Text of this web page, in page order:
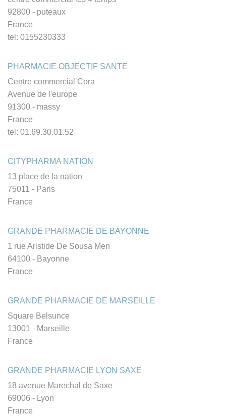
92800 - puteaux
France
tel: 0155230333
PHARMACIE OBJECTIF SANTE
Centre commercial Cora
Avenue de l'europe
91300 - massy
France
tel: 01.69.30.01.52
CITYPHARMA NATION
13 place de la nation
75011 - Paris
France
GRANDE PHARMACIE DE BAYONNE
1 rue Aristide De Sousa Men
64100 - Bayonne
France
GRANDE PHARMACIE DE MARSEILLE
Square Belsunce
13001 - Marseille
France
GRANDE PHARMACIE LYON SAXE
18 avenue Marechal de Saxe
69006 - Lyon
France